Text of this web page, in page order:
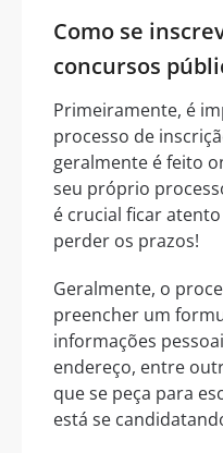
Como se
concursos
Primeiramente, é
processo de
geralmente é feito
seu próprio
é crucial ficar
perder os prazos!
Geralmente, o
preencher um
informações
endereço, entre
que se peça para
está se